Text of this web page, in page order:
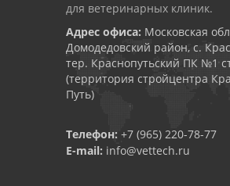
для ветеринарных клиник.
Адрес офиса: Московская
Домодедовский район, с.
тер. Краснопутьский ПК №1
(территория стройцентра
Путь)
Телефон: +7 (965) 220-78-77
E-mail: info@vettech.ru